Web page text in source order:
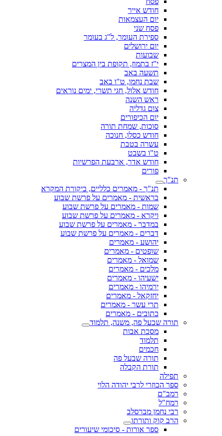
חודש אייר
יום העצמאות
פסח שני
ספירת העומר, ל"ג בעומר
יום ירושלים
שבועות
י"ז בתמוז, תקופת בין המצרים
תשעה באב
שבת נחמו, ט"ו באב
חודש אלול, חגי תשרי, ימים נוראים
ראש השנה
צום גדליה
יום הכיפורים
סוכות, שמחת תורה
חודש כסלו, חנוכה
עשרה בטבת
ט"ו בשבט
חודש אדר, ארבעת הפרשיות
פורים
תנ"ך
תנ"ך - מאמרים כלליים, ביקורת המקרא
בראשית - מאמרים על פרשת שבוע
שמות - מאמרים על פרשת שבוע
ויקרא - מאמרים על פרשת שבוע
במדבר - מאמרים על פרשת שבוע
דברים - מאמרים על פרשת שבוע
יהושע - מאמרים
שופטים - מאמרים
שמואל - מאמרים
מלכים - מאמרים
ישעיהו - מאמרים
ירמיהו - מאמרים
יחזקאל - מאמרים
תרי עשר - מאמרים
כתובים - מאמרים
תורה שבעל פה, משנה, תלמוד
מסכת אבות
תלמוד
חכמים
תורה שבעל פה
תורת הקבלה
תפילה
ספר הכוזרי לרבי יהודה הלוי
רמב"ם
רמח"ל
רבי נחמן מברסלב
הרב קוק ותורתו
ספר אורות - סיכומי שיעורים